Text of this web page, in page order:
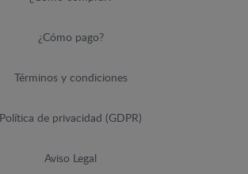
¿Cómo pago?
Términos y condiciones
Política de privacidad (GDPR)
Aviso Legal